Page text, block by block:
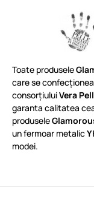
Toate produsele
care se
consorțiuluiVera
garanta calitatea
produsele
un fermoar metalic
modei.